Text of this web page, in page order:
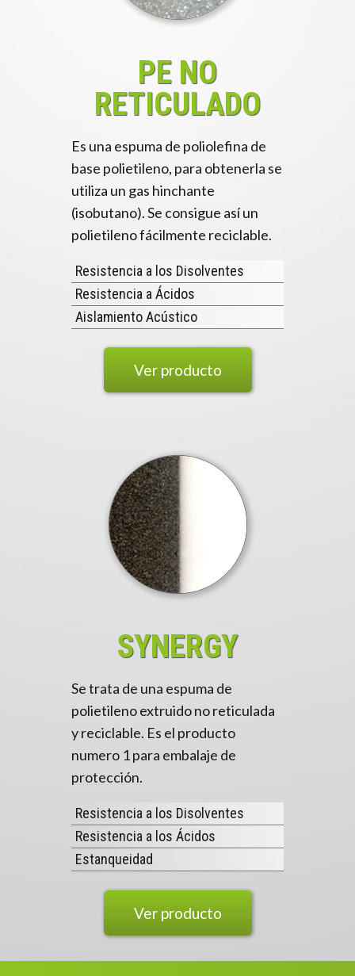
PE NO
RETICULADO
Es una espuma de poliolefina de
base polietileno, para obtenerla se
utiliza un gas hinchante
(isobutano). Se consigue así un
polietileno fácilmente reciclable.
Resistencia a los Disolventes
Resistencia a Ácidos
Aislamiento Acústico
Ver producto
SYNERGY
Se trata de una espuma de
polietileno extruido no reticulada
y reciclable. Es el producto
numero 1 para embalaje de
protección.
Resistencia a los Disolventes
Resistencia a los Ácidos
Estanqueidad
Ver producto